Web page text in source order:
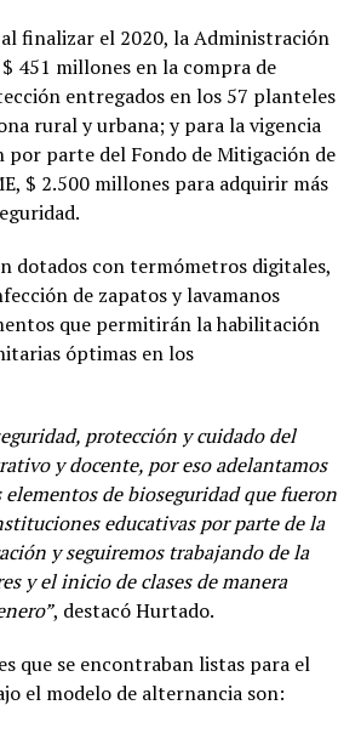
finalizar el 2020, la Administración
451 millones en la compra de
entregados en los 57 planteles
rural y urbana; y para la vigencia
por parte del Fondo de Mitigación de
$ 2.500 millones para adquirir más
dotados con termómetros digitales,
de zapatos y lavamanos
que permitirán la habilitación
óptimas en los
protección y cuidado del
y docente, por eso adelantamos
elementos de bioseguridad que fueron
educativas por parte de la
y seguiremos trabajando de la
y el inicio de clases de manera
, destacó Hurtado.
que se encontraban listas para el
el modelo de alternancia son: